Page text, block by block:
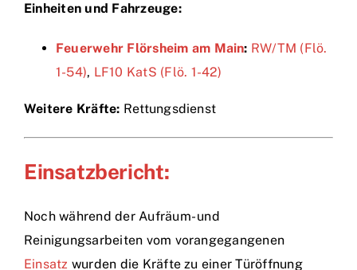
Einheiten und Fahrzeuge:
Feuerwehr Flörsheim am Main: RW/TM (Flö.
1-54), LF10 KatS (Flö. 1-42)
Weitere Kräfte: Rettungsdienst
Einsatzbericht:
Noch während der Aufräum- und
Reinigungsarbeiten vom vorangegangenen
Einsatz wurden die Kräfte zu einer Türöffnung